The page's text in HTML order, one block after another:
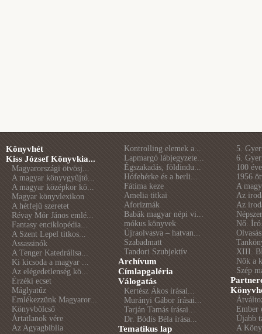
Könyvhét
Kiss József Könyvkia...
Magyarországi ötvösj...
A magyar könyvgyűjtő...
A magyar középkor kö...
Magyar könyvlexikon
A hétfejű szeretet
Révay Mór János emlé...
Fantasy enciklopédia...
A Szent Lepel titkos...
Assassinók
A Tenger Katedrálisa...
Ki kicsoda a magyar ...
Az elégedetlenség kö...
Érzéki ecset
Máglyatűz
Emlékezzünk Magyaror...
Könyvbölcső
Ártatlanok vére
Az Agyagbiblia
Kontrolling elemek a...
Lapmargó lábjegyzete...
Égszakadás, földindu...
Hófehérke és a berli...
Fátima keze
Amelia titkai
Aforizmák
Babák magyar népi vi...
mókus könyvek
Újraolvasva – hatvan...
Szabadmatt
Tandori Szubjektív
Archívum
Címlapgaléria
Válogatás
Kertész Ákos írásai...
Murányi Gábor írásai...
Tarján Tamás írásai...
Dr. Bódis Béla írása...
Tematikus lap
5.
6.
100
1956
A
Az
Az
Nő.
XIII.
Nők a
Szép
Ember
Újabb
A